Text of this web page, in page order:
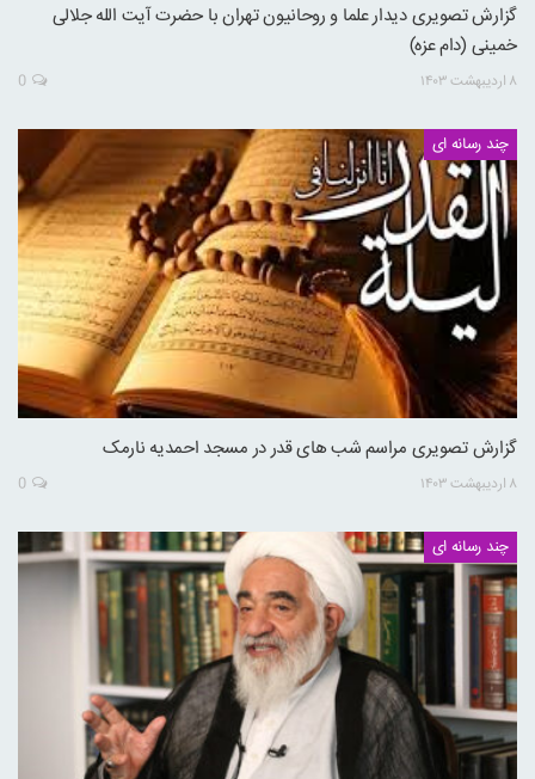
گزارش تصویری دیدار علما و روحانیون تهران با حضرت آیت الله جلالی
خمینی (دام عزه)
۸ اردیبهشت ۱۴۰۳ 0
چند رسانه ای
گزارش تصویری مراسم شب های قدر در مسجد احمدیه نارمک
۸ اردیبهشت ۱۴۰۳ 0
چند رسانه ای